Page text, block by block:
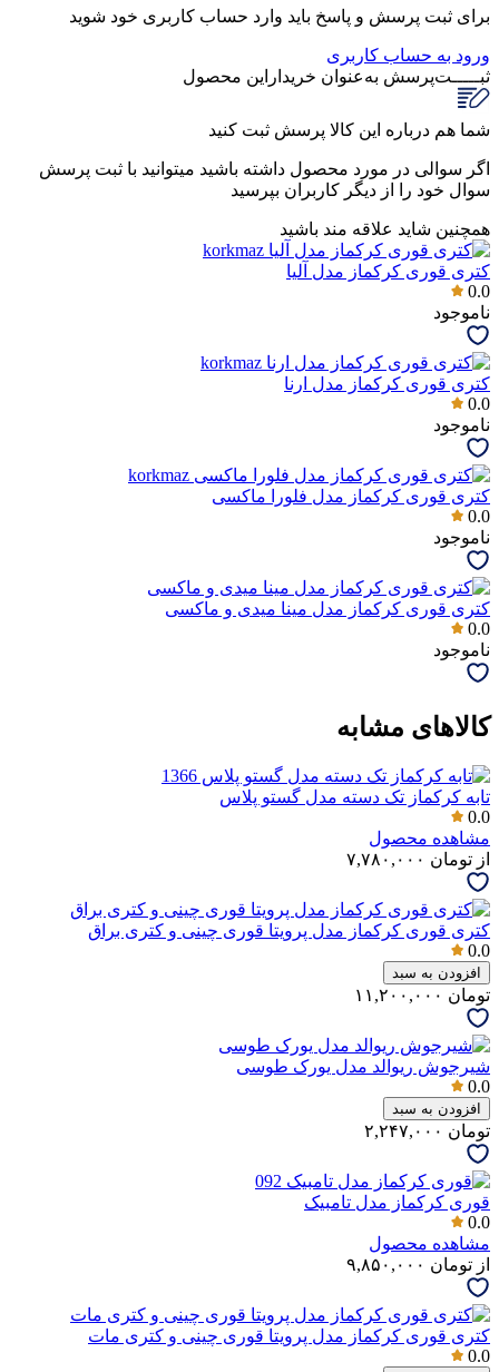
برای ثبت پرسش و پاسخ باید وارد حساب کاربری خود شوید
ورود به حساب کاربری
ثبـــــت‌پرسش به‌عنوان ‌خریدار‌این‌ محصول
شما هم درباره این کالا پرسش ثبت کنید
اگر سوالی در مورد محصول داشته باشید میتوانید با ثبت پرسش
سوال خود را از دیگر کاربران بپرسید
همچنین شاید علاقه مند باشید
کتری قوری کرکماز مدل آلیا
0.0
ناموجود
کتری قوری کرکماز مدل ارنا
0.0
ناموجود
کتری قوری کرکماز مدل فلورا ماکسی
0.0
ناموجود
کتری قوری کرکماز مدل مینا میدی و ماکسی
0.0
ناموجود
کالاهای مشابه
تابه کرکماز تک دسته مدل گستو پلاس
0.0
مشاهده محصول
از تومان
کتری قوری کرکماز مدل پرویتا قوری چینی و کتری براق
0.0
افزودن به سبد
تومان
شیرجوش ریوالد مدل یورک طوسی
0.0
افزودن به سبد
تومان
قوری کرکماز مدل تامبیک
0.0
مشاهده محصول
از تومان
کتری قوری کرکماز مدل پرویتا قوری چینی و کتری مات
0.0